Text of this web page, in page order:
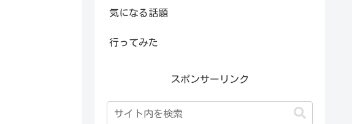
気になる話題
行ってみた
スポンサーリンク